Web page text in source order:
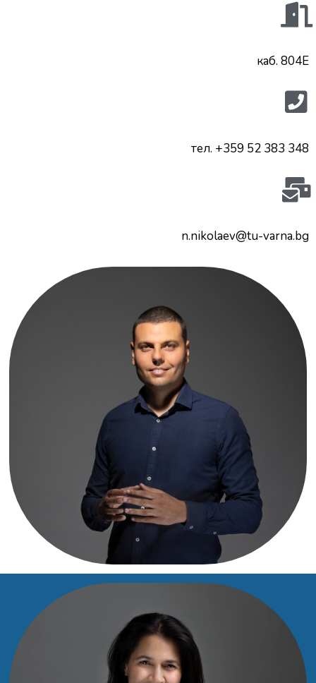
каб. 804E
тел. +359 52 383 348
n.nikolaev@tu-varna.bg